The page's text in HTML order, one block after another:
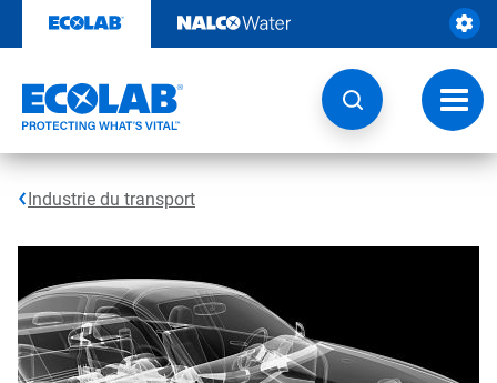
contenu​​​​​​​
à
Industrie du transport